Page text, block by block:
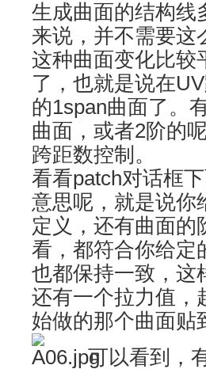
生成曲面的结构线
来说，并不需要这
这种曲面变化比较
了，也就是说在
的1span曲面了。
曲面，或者2阶的
跨距数控制。
看看patch对话框
意思呢，就是说你
定义，还有曲面的
看，都符合你给定
也都保持一致，这
还有一个拉力值，
始做的那个曲面贴
可以看到，